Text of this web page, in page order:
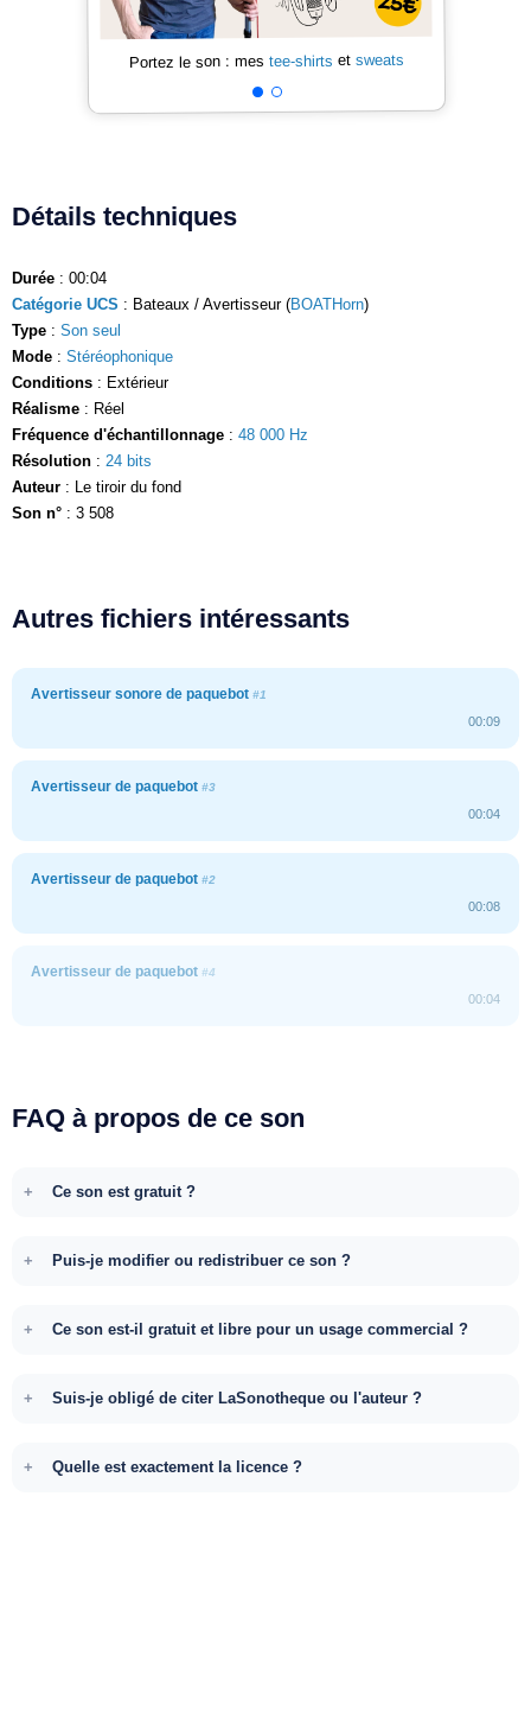
Portez le son : mes tee-shirts et sweats
Détails techniques
Durée : 00:04
Catégorie UCS : Bateaux / Avertisseur (BOATHorn)
Type : Son seul
Mode : Stéréophonique
Conditions : Extérieur
Réalisme : Réel
Fréquence d'échantillonnage : 48 000 Hz
Résolution : 24 bits
Auteur : Le tiroir du fond
Son n° : 3 508
Autres fichiers intéressants
Avertisseur sonore de paquebot #1
00:09
Avertisseur de paquebot #3
00:04
Avertisseur de paquebot #2
00:08
Avertisseur de paquebot #4
00:04
FAQ à propos de ce son
Ce son est gratuit ?
Puis-je modifier ou redistribuer ce son ?
Ce son est-il gratuit et libre pour un usage commercial ?
Suis-je obligé de citer LaSonotheque ou l'auteur ?
Quelle est exactement la licence ?